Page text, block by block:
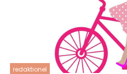
redaktionel